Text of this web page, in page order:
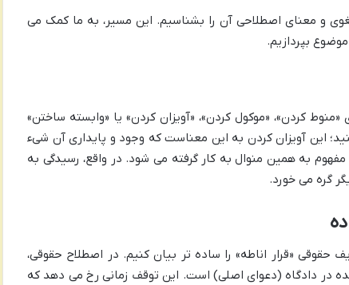
و معنای اصطلاحی آن را بشناسیم. این مسیر، به ما کمک می
بپردازیم.
کردن»، «موکول کردن»، «آویزان کردن» یا «وابسته ساختن»
این آویزان کردن به این معناست که وجود و پایداری آن شیء
به همین منوال به کار گرفته می شود. در واقع، رسیدگی به
گره می خورد.
حقوقی «قرار اناطه» را ساده تر بیان کنیم. در اصطلاح حقوقی،
در دادگاه (دعوای اصلی) است. این توقف زمانی رخ می دهد که